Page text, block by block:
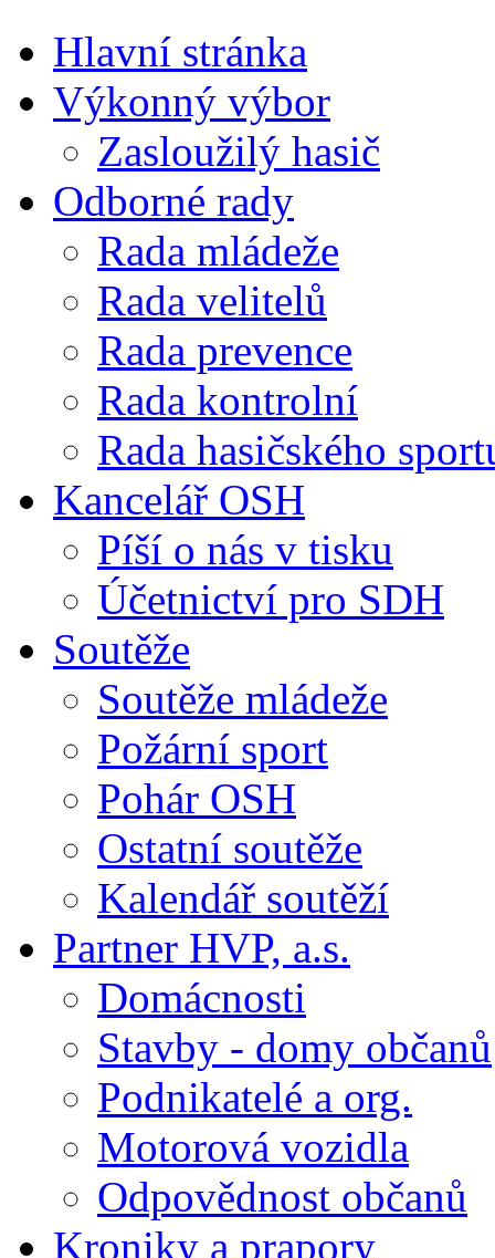
Hlavní stránka
Výkonný výbor
Zasloužilý hasič
Odborné rady
Rada mládeže
Rada velitelů
Rada prevence
Rada kontrolní
Rada hasičského
Kancelář OSH
Píší o nás v tisku
Účetnictví pro SDH
Soutěže
Soutěže mládeže
Požární sport
Pohár OSH
Ostatní soutěže
Kalendář soutěží
Partner HVP, a.s.
Domácnosti
Stavby - domy občanů
Podnikatelé a org.
Motorová vozidla
Odpovědnost občanů
Kroniky a prapory